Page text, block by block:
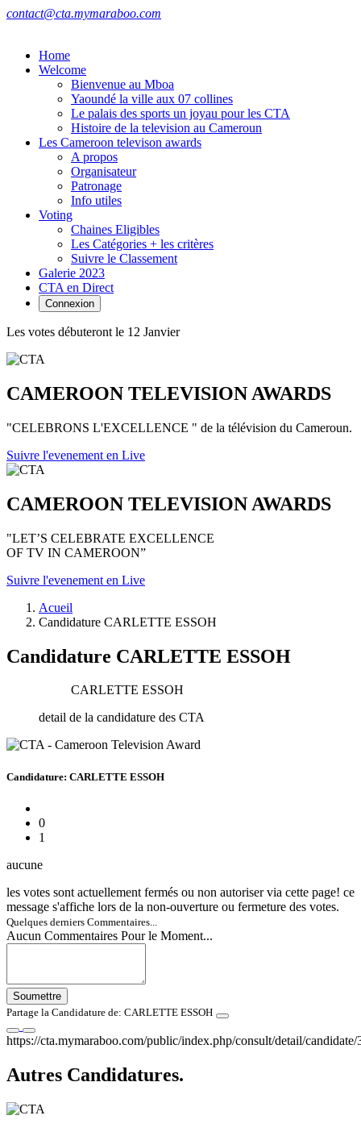
contact@cta.mymaraboo.com
Home
Welcome
Bienvenue au Mboa
Yaoundé la ville aux 07 collines
Le palais des sports un joyau pour les CTA
Histoire de la television au Cameroun
Les Cameroon televison awards
A propos
Organisateur
Patronage
Info utiles
Voting
Chaines Eligibles
Les Catégories + les critères
Suivre le Classement
Galerie 2023
CTA en Direct
Connexion
Les votes débuteront le 12 Janvier
CAMEROON TELEVISION AWARDS
"CELEBRONS L'EXCELLENCE " de la télévision du Cameroun.
Suivre l'evenement en Live
CAMEROON TELEVISION AWARDS
"LET’S CELEBRATE EXCELLENCE
OF TV IN CAMEROON”
Suivre l'evenement en Live
Acueil
Candidature CARLETTE ESSOH
Candidature CARLETTE ESSOH
CARLETTE ESSOH
detail de la candidature des CTA
Candidature: CARLETTE ESSOH
0
1
aucune
les votes sont actuellement fermés ou non autoriser via cette page! ce
message s'affiche lors de la non-ouverture ou fermeture des votes.
Quelques derniers Commentaires...
Aucun Commentaires Pour le Moment...
Soumettre
Partage la Candidature de: CARLETTE ESSOH
https://cta.mymaraboo.com/public/index.php/consult/detail/candidate/
Autres Candidatures.